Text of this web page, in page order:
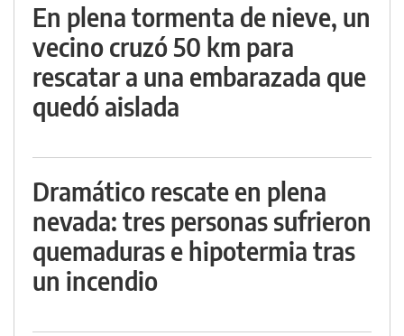
En plena tormenta de nieve, un
vecino cruzó 50 km para
rescatar a una embarazada que
quedó aislada
Dramático rescate en plena
nevada: tres personas sufrieron
quemaduras e hipotermia tras
un incendio